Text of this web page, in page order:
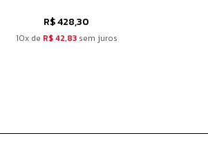
R$ 428,30
10x de R$ 42,83sem juros